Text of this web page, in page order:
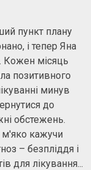
пункт плану
і тепер Яна
Кожен місяць
позитивного
минув
до
обстежень.
м'яко кажучи
– безпліддя і
для лікування...